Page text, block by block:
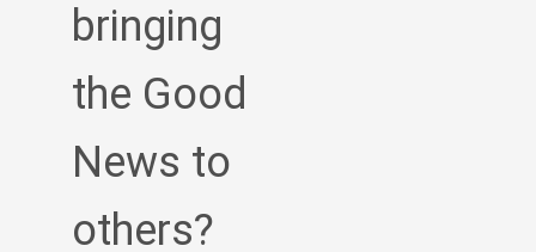
bringing
the Good
News to
others?